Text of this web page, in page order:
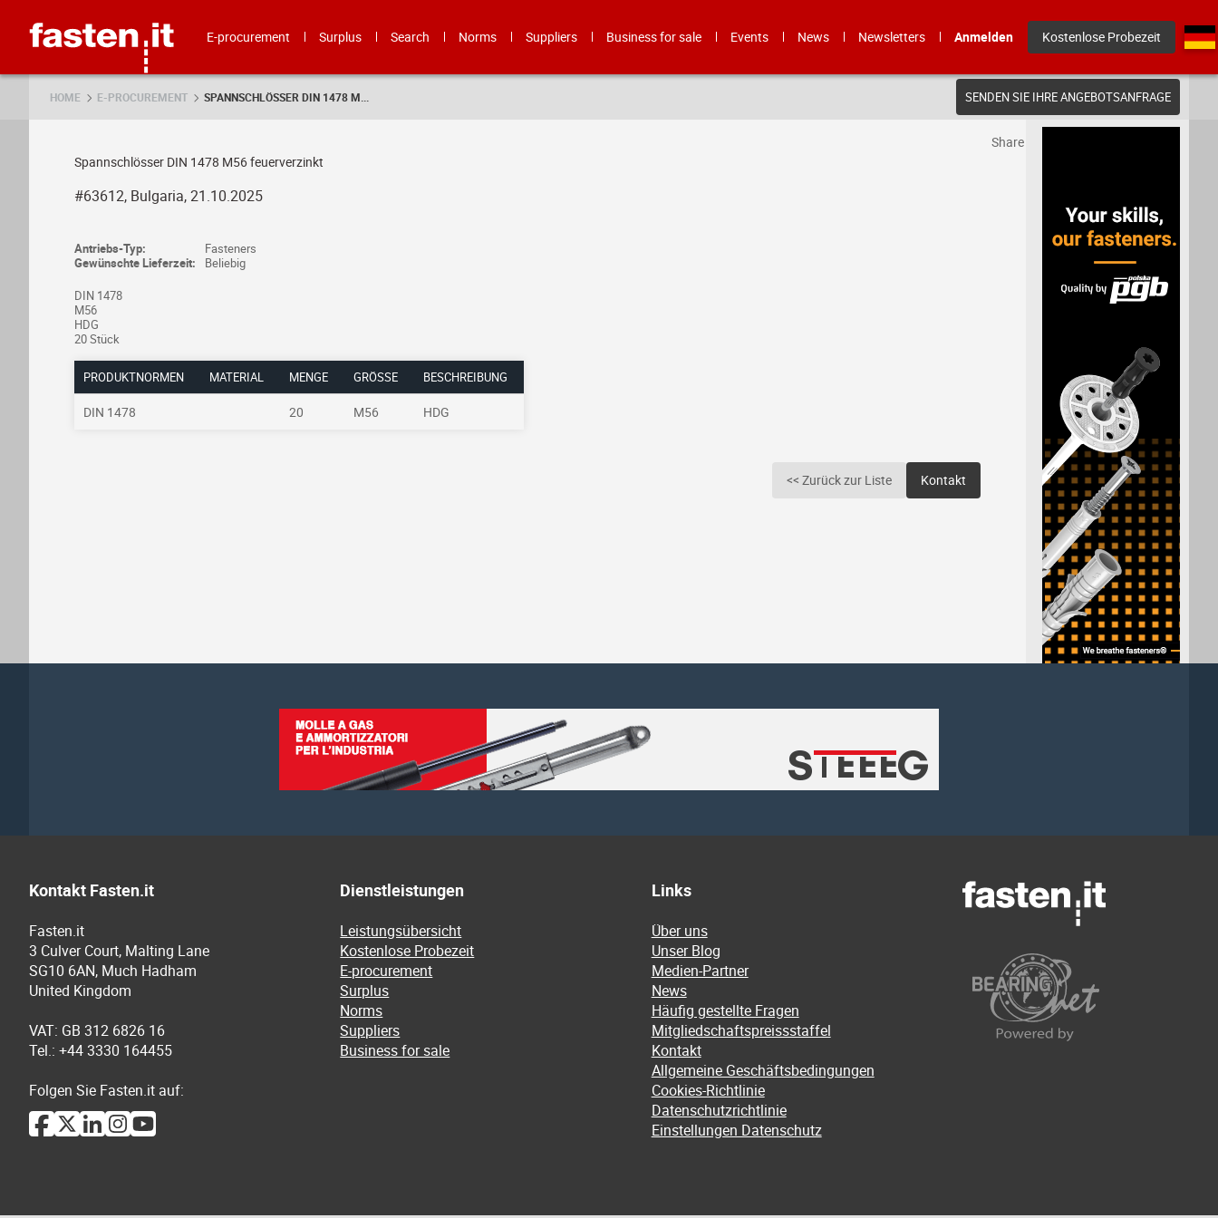
E-procurement Surplus Search Norms Suppliers Business for sale Events News Newsletters Anmelden Kostenlose Probezeit
HOME E-PROCUREMENT SPANNSCHLÖSSER DIN 1478 M... SENDEN SIE IHRE ANGEBOTSANFRAGE
Spannschlösser DIN 1478 M56 feuerverzinkt
#63612, Bulgaria, 21.10.2025
Antriebs-Typ:
Fasteners
Gewünschte Lieferzeit:
Beliebig
DIN 1478
M56
HDG
20 Stück
PRODUKTNORMEN MATERIAL MENGE GRÖSSE BESCHREIBUNG
DIN 1478 20 M56 HDG
<< Zurück zur Liste Kontakt
Share
Kontakt Fasten.it
Fasten.it
3 Culver Court, Malting Lane
SG10 6AN, Much Hadham
United Kingdom
VAT: GB 312 6826 16
Tel.: +44 3330 164455
Folgen Sie Fasten.it auf:
Dienstleistungen
Leistungsübersicht
Kostenlose Probezeit
E-procurement
Surplus
Norms
Suppliers
Business for sale
Links
Über uns
Unser Blog
Medien-Partner
News
Häufig gestellte Fragen
Mitgliedschaftspreissstaffel
Kontakt
Allgemeine Geschäftsbedingungen
Cookies-Richtlinie
Datenschutzrichtlinie
Einstellungen Datenschutz